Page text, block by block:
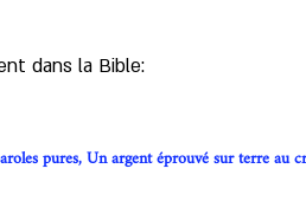
dans la Bible:
pures, Un argent éprouvé sur terre au